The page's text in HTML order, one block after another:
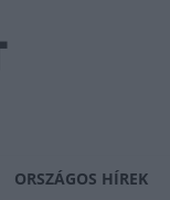
ORSZÁGOS HÍREK